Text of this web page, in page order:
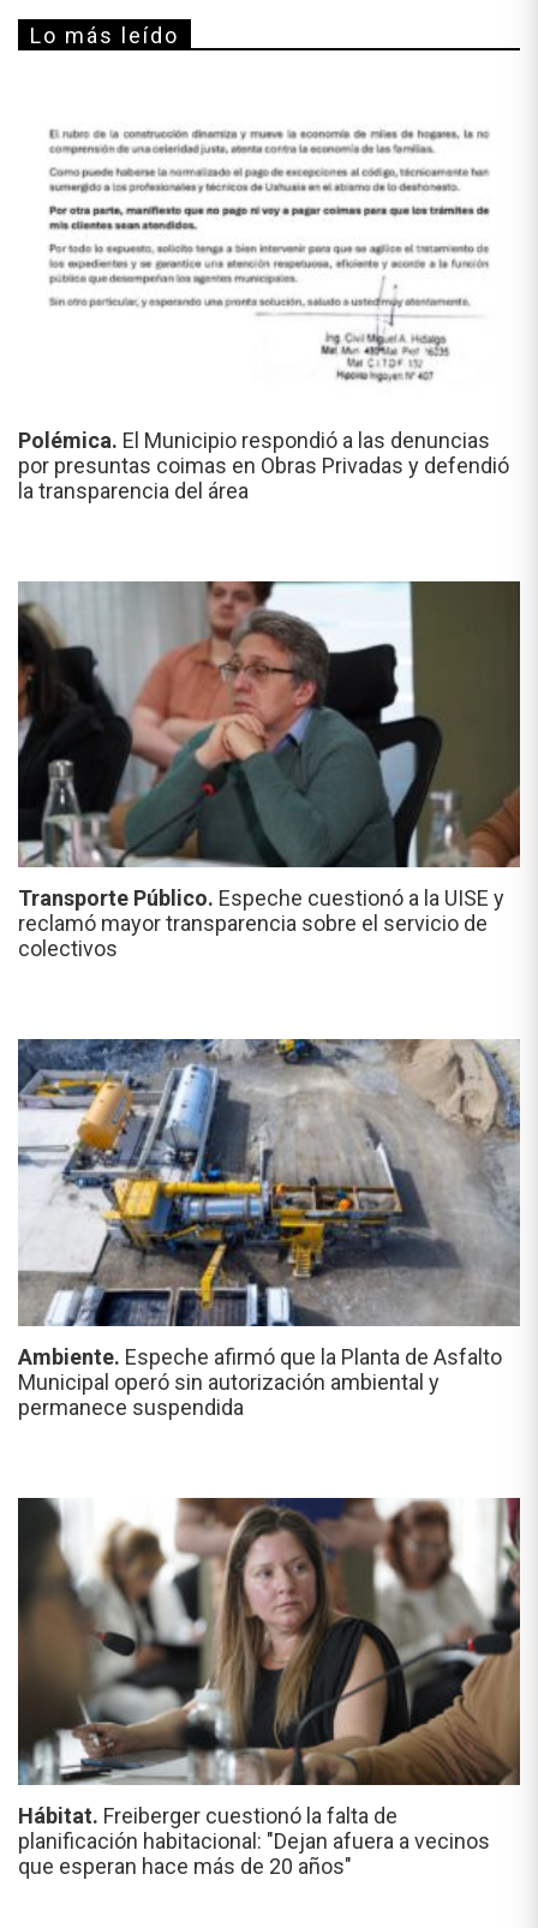
Lo más leído
Polémica. El Municipio respondió a las denuncias
por presuntas coimas en Obras Privadas y defendió
la transparencia del área
Transporte Público. Espeche cuestionó a la UISE y
reclamó mayor transparencia sobre el servicio de
colectivos
Ambiente. Espeche afirmó que la Planta de Asfalto
Municipal operó sin autorización ambiental y
permanece suspendida
Hábitat. Freiberger cuestionó la falta de
planificación habitacional: "Dejan afuera a vecinos
que esperan hace más de 20 años"